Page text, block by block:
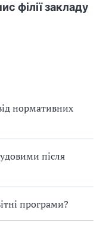
нормативних
після
програми?
філії закладу